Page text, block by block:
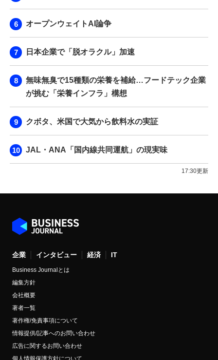
オープンウェイトAI論争
日本企業で「脱オラクル」加速
無味無臭で15種類の栄養を補給…フードテック企業
が挑む「栄養インフラ」構想
クボタ、米国で大気から飲料水の実証
JAL・ANA「国内線共同運航」の現実味
17:30更新
企業 インタビュー 経済 IT
Business Journalとは
編集方針
会社概要
著者一覧
著作権/免責事項について
情報提供/記事へのお問い合わせ
広告に関するお問い合わせ
個人情報保護方針について